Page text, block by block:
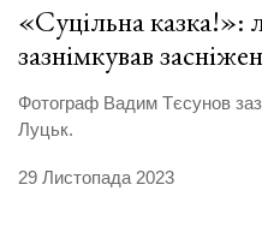
«Суцільна казка!»:
зазнімкував
Фотограф Вадим Тєсунов
Луцьк.
29 Листопада 2023